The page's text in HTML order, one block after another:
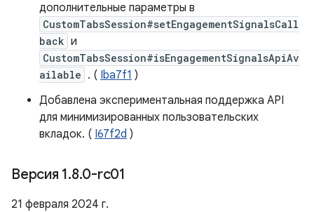
дополнительные параметры в
CustomTabsSession#setEngagementSignalsCall
back и
CustomTabsSession#isEngagementSignalsApiAv
ailable . ( Iba7f1 )
Добавлена ​​экспериментальная поддержка API
для минимизированных пользовательских
вкладок. ( I67f2d )
Версия 1.8.0-rc01
21 февраля 2024 г.